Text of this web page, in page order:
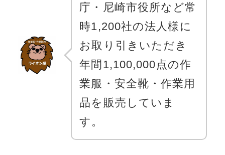
庁・尼崎市役所など常
時1,200社の法人様に
お取り引きいただき
年間1,100,000点の作
業服・安全靴・作業用
品を販売していま
す。